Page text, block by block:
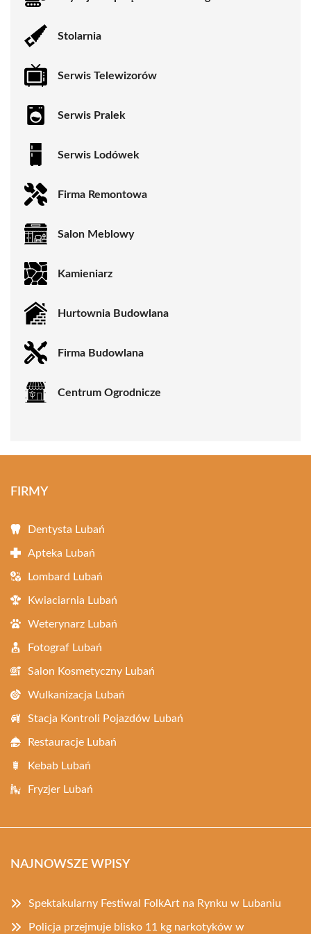
Stolarnia
Serwis Telewizorów
Serwis Pralek
Serwis Lodówek
Firma Remontowa
Salon Meblowy
Kamieniarz
Hurtownia Budowlana
Firma Budowlana
Centrum Ogrodnicze
FIRMY
Dentysta Lubań
Apteka Lubań
Lombard Lubań
Kwiaciarnia Lubań
Weterynarz Lubań
Fotograf Lubań
Salon Kosmetyczny Lubań
Wulkanizacja Lubań
Stacja Kontroli Pojazdów Lubań
Restauracje Lubań
Kebab Lubań
Fryzjer Lubań
NAJNOWSZE WPISY
Spektakularny Festiwal FolkArt na Rynku w Lubaniu
Policja przejmuje blisko 11 kg narkotyków w